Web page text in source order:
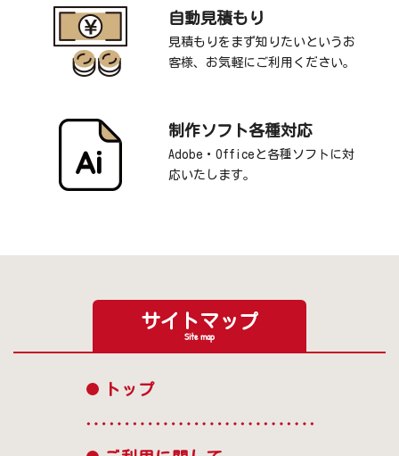
自動見積もり
見積もりをまず知りたいというお
客様、お気軽にご利用ください。
制作ソフト各種対応
Adobe・Officeと各種ソフトに対
応いたします。
サイトマップ
Site map
トップ